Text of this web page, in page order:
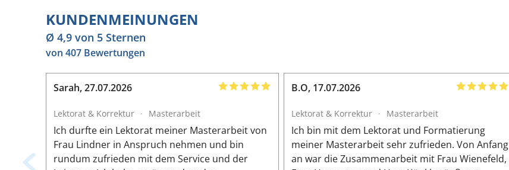
KUNDENMEINUNGEN
Ø 4,9 von 5 Sternen
von 407 Bewertungen
Sarah,27.07.2026
Lektorat & Korrektur · Masterarbeit
Ich durfte ein Lektorat meiner Masterarbeit von
Frau Lindner in Anspruch nehmen und bin
rundum zufrieden mit dem Service und der
B.O, 17.07.2026
Lektorat & Korrektur · Masterarbeit
Ich bin mit dem Lektorat und Formatierung
meiner Masterarbeit sehr zufrieden. Von Anfang
an war die Zusammenarbeit mit Frau Wienefeld,